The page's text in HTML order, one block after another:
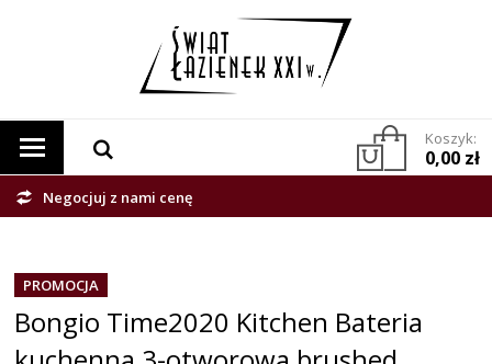
Koszyk:
0,00 zł
Negocjuj z nami cenę
PROMOCJA
Bongio Time2020 Kitchen Bateria